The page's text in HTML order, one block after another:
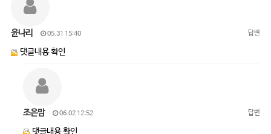
윤나리 05.31 15:40 답변
댓글내용 확인
조은맘 06.02 12:52 답변
댓글내용 확인